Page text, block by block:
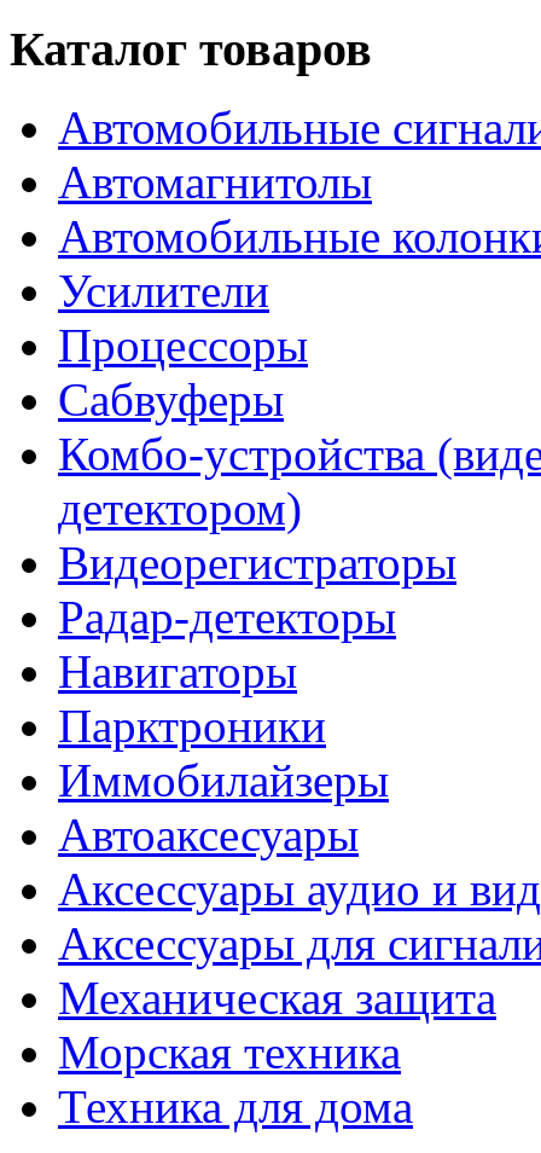
Каталог товаров
Автомобильные
Автомагнитолы
Автомобильные
Усилители
Процессоры
Сабвуферы
Комбо-устройства
детектором)
Видеорегистраторы
Радар-детекторы
Навигаторы
Парктроники
Иммобилайзеры
Автоаксесуары
Аксессуары аудио и
Аксессуары для
Механическая защита
Морская техника
Техника для дома